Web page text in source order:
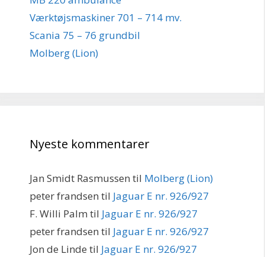
Værktøjsmaskiner 701 – 714 mv.
Scania 75 – 76 grundbil
Molberg (Lion)
Nyeste kommentarer
Jan Smidt Rasmussen til Molberg (Lion)
peter frandsen til Jaguar E nr. 926/927
F. Willi Palm til Jaguar E nr. 926/927
peter frandsen til Jaguar E nr. 926/927
Jon de Linde til Jaguar E nr. 926/927